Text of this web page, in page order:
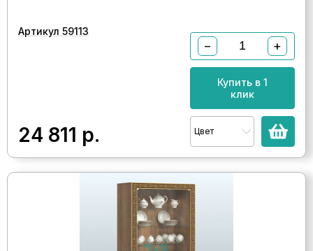
Артикул 59113
24 811 р.
− +
Купить в 1
клик
Цвет